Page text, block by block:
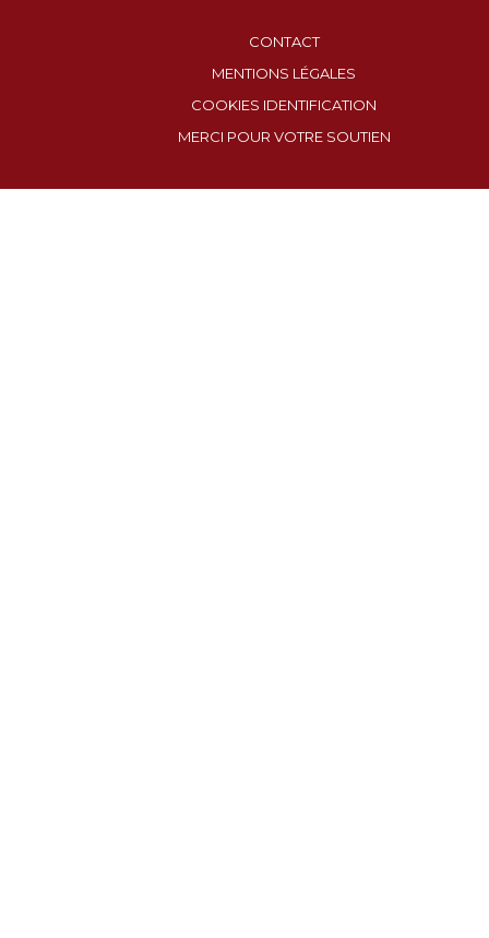
CONTACT
MENTIONS LÉGALES
COOKIES IDENTIFICATION
MERCI POUR VOTRE SOUTIEN